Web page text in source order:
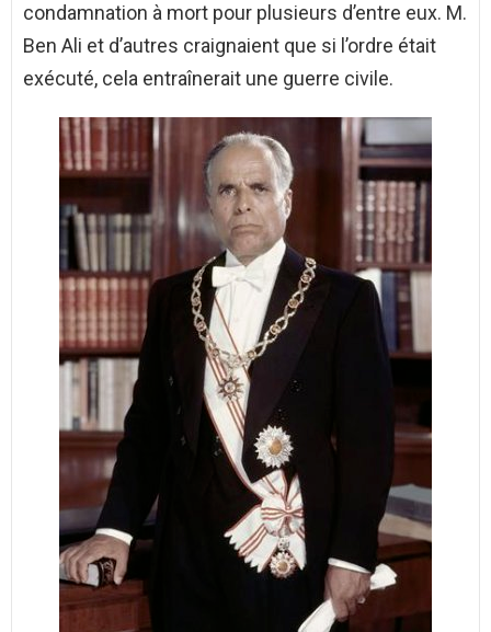
condamnation à mort pour plusieurs d’entre eux. M.
Ben Ali et d’autres craignaient que si l’ordre était
exécuté, cela entraînerait une guerre civile.